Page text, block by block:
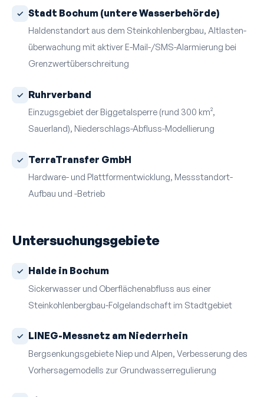
Stadt Bochum (untere Wasserbehörde)
Haldenstandort aus dem Steinkohlenbergbau, Altlasten­
überwachung mit aktiver E-Mail-/SMS-Alarmierung bei
Grenzwert­überschreitung
Ruhrverband
Einzugsgebiet der Biggetalsperre (rund 300 km²,
Sauerland), Niederschlags-Abfluss-Modellierung
TerraTransfer GmbH
Hardware- und Plattform­entwicklung, Mess­standort-
Aufbau und -Betrieb
Untersuchungsgebiete
Halde in Bochum
Sickerwasser und Oberflächen­abfluss aus einer
Steinkohlenbergbau-Folgelandschaft im Stadt­gebiet
LINEG-Messnetz am Niederrhein
Bergsenkungsgebiete Niep und Alpen, Verbesserung des
Vorhersage­modells zur Grundwasser­regulierung